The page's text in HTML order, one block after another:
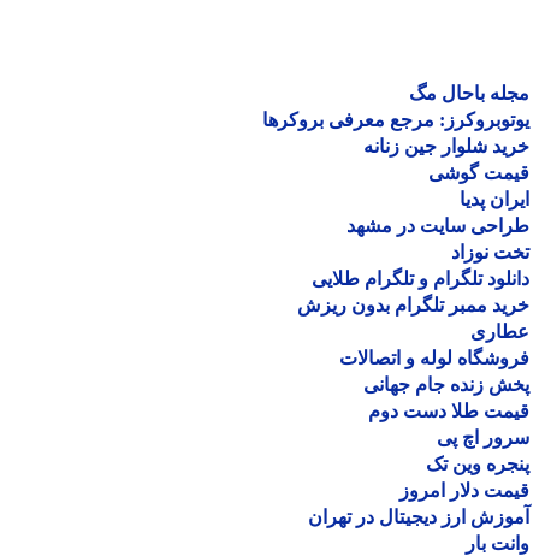
باحال مگ
مرجع معرفی بروکرها
شلوار جین زنانه
گوشی
پدیا
سایت در مشهد
نوزاد
تلگرام و تلگرام طلایی
ممبر تلگرام بدون ریزش
لوله و اتصالات
زنده جام جهانی
طلا دست دوم
اچ پی
وین تک
دلار امروز
ارز دیجیتال در تهران
بار